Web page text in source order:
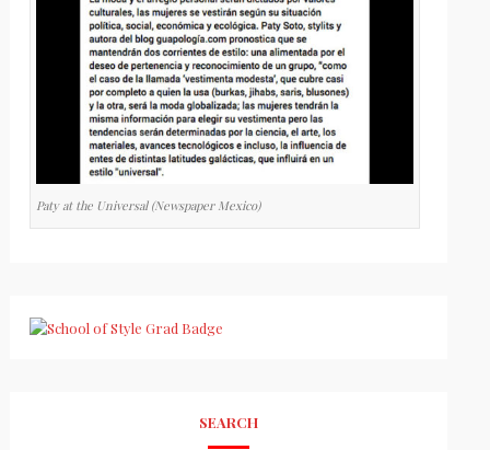
Paty at the Universal (Newspaper Mexico)
SEARCH